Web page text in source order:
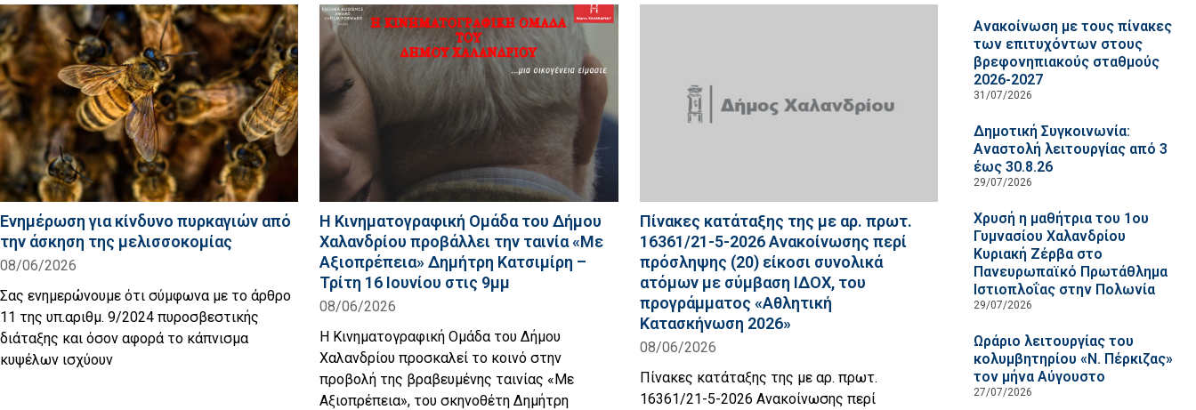
Ενημέρωση για κίνδυνο πυρκαγιών από
την άσκηση της μελισσοκομίας
08/06/2026
Σας ενημερώνουμε ότι σύμφωνα με το άρθρο
11 της υπ.αριθμ. 9/2024 πυροσβεστικής
διάταξης και όσον αφορά το κάπνισμα
κυψέλων ισχύουν
Η Κινηματογραφική Ομάδα του Δήμου
Χαλανδρίου προβάλλει την ταινία «Με
Αξιοπρέπεια» Δημήτρη Κατσιμίρη –
Τρίτη 16 Ιουνίου στις 9μμ
08/06/2026
Η Κινηματογραφική Ομάδα του Δήμου
Χαλανδρίου προσκαλεί το κοινό στην
προβολή της βραβευμένης ταινίας «Με
Αξιοπρέπεια», του σκηνοθέτη Δημήτρη
Πίνακες κατάταξης της με αρ. πρωτ.
16361/21-5-2026 Ανακοίνωσης περί
πρόσληψης (20) είκοσι συνολικά
ατόμων με σύμβαση ΙΔΟΧ, του
προγράμματος «Αθλητική
Κατασκήνωση 2026»
08/06/2026
Πίνακες κατάταξης της με αρ. πρωτ.
16361/21-5-2026 Ανακοίνωσης περί
Ανακοίνωση με τους πίνακες
των επιτυχόντων στους
βρεφονηπιακούς σταθμούς
2026-2027
31/07/2026
Δημοτική Συγκοινωνία:
Αναστολή λειτουργίας από 3
έως 30.8.26
29/07/2026
Χρυσή η μαθήτρια του 1ου
Γυμνασίου Χαλανδρίου
Κυριακή Ζέρβα στο
Πανευρωπαϊκό Πρωτάθλημα
Ιστιοπλοΐας στην Πολωνία
29/07/2026
Ωράριο λειτουργίας του
κολυμβητηρίου «Ν. Πέρκιζας»
τον μήνα Αύγουστο
27/07/2026